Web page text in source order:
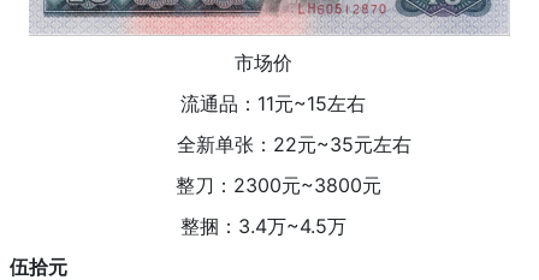
市场价
流通品：11元~15左右
全新单张：22元~35元左右
整刀：2300元~3800元
整捆：3.4万~4.5万
伍拾元